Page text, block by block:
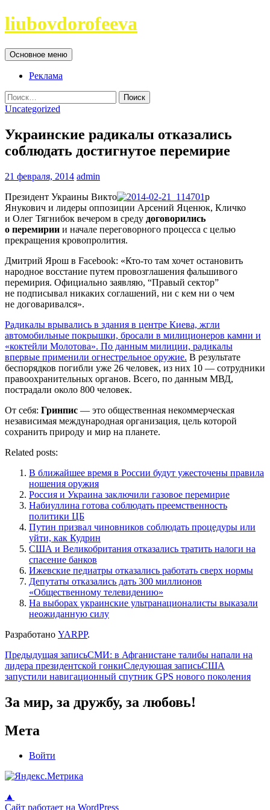
Перейти
к
liubovdorofeeva
Поиск
Основное меню
Реклама
Найти:
Uncategorized
Украинские радикалы отказались
соблюдать достигнутое перемирие
21 февраля, 2014 admin
Президент Украины Викто
р
Янукович и лидеры оппозиции Арсений Яценюк, Кличко
и Олег Тягнибок вечером в среду договорились
о перемирии и начале переговорного процесса с целью
прекращения кровопролития.
Дмитрий Ярош в Facebook: «Кто-то там хочет остановить
народное восстание путем провозглашения фальшивого
перемирия. Официально заявляю, “Правый сектор”
не подписывал никаких соглашений, ни с кем ни о чем
не договаривался».
Радикалы врывались в здания в центре Киева, жгли
автомобильные покрышки, бросали в милиционеров камни и
«коктейли Молотова». По данным милиции, радикалы
впервые применили огнестрельное оружие. В результате
беспорядков погибли уже 26 человек, из них 10 — сотрудники
правоохранительных органов. Всего, по данным МВД,
пострадали около 800 человек.
От себя: Гринпис — это общественная некоммерческая
независимая международная организация, цель которой
сохранить природу и мир на планете.
Related posts:
В ближайшее время в России будут ужесточены правила
ношения оружия
Россия и Украина заключили газовое перемирие
Набиуллина готова соблюдать преемственность
политики ЦБ
Путин призвал чиновников соблюдать процедуры или
уйти, как Кудрин
США и Великобритания отказались тратить налоги на
спасение банков
Ижевские педиатры отказались работать сверх нормы
Депутаты отказались дать 300 миллионов
«Общественному телевидению»
На выборах украинские ультранационалисты выказали
неожиданную силу
Разработано YARPP.
Навигация
по
Предыдущая записьСМИ: в Афганистане талибы напали на
лидера президентской гонкиСледующая записьСША
запустили навигационный спутник GPS нового поколения
За мир, за дружбу, за любовь!
Мета
Войти
▲
Сайт работает на WordPress